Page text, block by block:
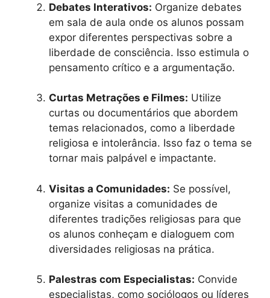
Debates Interativos: Organize debates
em sala de aula onde os alunos possam
expor diferentes perspectivas sobre a
liberdade de consciência. Isso estimula o
pensamento crítico e a argumentação.
Curtas Metrações e Filmes: Utilize
curtas ou documentários que abordem
temas relacionados, como a liberdade
religiosa e intolerância. Isso faz o tema se
tornar mais palpável e impactante.
Visitas a Comunidades: Se possível,
organize visitas a comunidades de
diferentes tradições religiosas para que
os alunos conheçam e dialoguem com
diversidades religiosas na prática.
Palestras com Especialistas: Convide
especialistas, como sociólogos ou líderes